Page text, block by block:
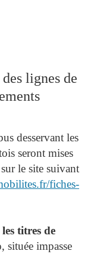
lignes de
desservant les
seront mises
le site suivant
fiches-
titres de
située impasse